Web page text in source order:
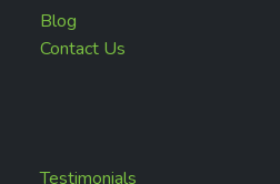
Blog
Contact Us
Testimonials